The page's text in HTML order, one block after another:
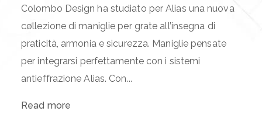
Colombo Design ha studiato per Alias una nuova
collezione di maniglie per grate all’insegna di
praticità, armonia e sicurezza. Maniglie pensate
per integrarsi perfettamente con i sistemi
antieffrazione Alias. Con...
Read more